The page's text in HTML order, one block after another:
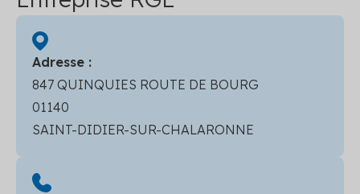
Adresse :
847 QUINQUIES ROUTE DE BOURG
01140
SAINT-DIDIER-SUR-CHALARONNE